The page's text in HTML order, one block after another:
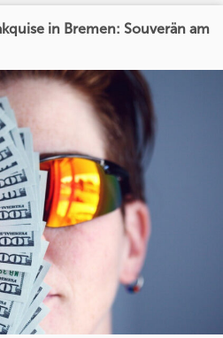
in Bremen: Souverän am